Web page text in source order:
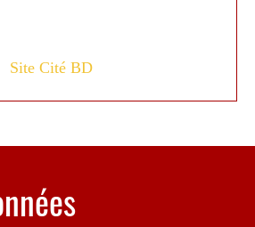
Site Cité BD